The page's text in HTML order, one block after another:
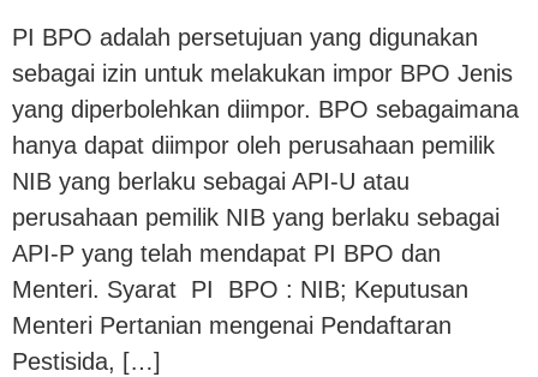
PI BPO adalah persetujuan yang digunakan
sebagai izin untuk melakukan impor BPO Jenis
yang diperbolehkan diimpor. BPO sebagaimana
hanya dapat diimpor oleh perusahaan pemilik
NIB yang berlaku sebagai API-U atau
perusahaan pemilik NIB yang berlaku sebagai
API-P yang telah mendapat PI BPO dan
Menteri. Syarat PI BPO : NIB; Keputusan
Menteri Pertanian mengenai Pendaftaran
Pestisida, […]